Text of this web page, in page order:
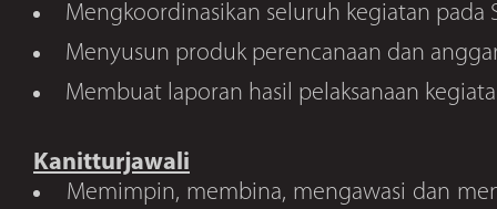
Mengkoordinasikan seluruh kegiatan pada
Menyusun produk perencanaan dan
Membuat laporan hasil pelaksanaan
Kanitturjawali
Memimpin, membina, mengawasi dan